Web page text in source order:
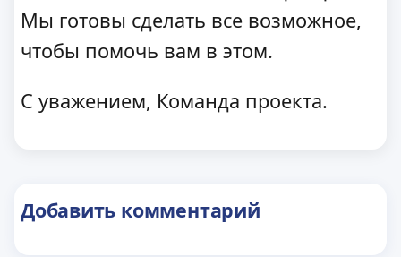
Мы готовы сделать все возможное,
чтобы помочь вам в этом.
С уважением, Команда проекта.
Добавить комментарий